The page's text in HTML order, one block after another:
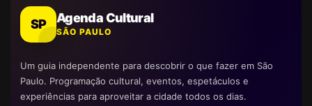
SP Agenda Cultural
SÃO PAULO
Um guia independente para descobrir o que fazer em São
Paulo. Programação cultural, eventos, espetáculos e
experiências para aproveitar a cidade todos os dias.